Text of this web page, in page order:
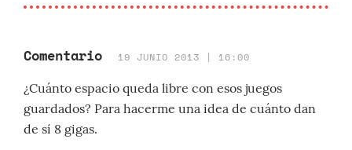
Comentario 19 JUNIO 2013 | 16:00
¿Cuánto espacio queda libre con esos juegos
guardados? Para hacerme una idea de cuánto dan
de sí 8 gigas.